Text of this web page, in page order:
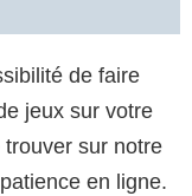
de faire
jeux sur votre
sur notre
en ligne.